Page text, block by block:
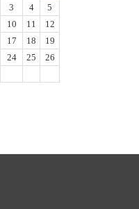
3 4
5
10 11
12
17 18
19
24 25
26